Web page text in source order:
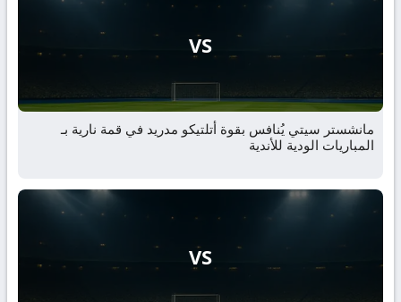
VS
مانشستر سيتي يُنافس بقوة أتلتيكو مدريد في قمة نارية بـ
المباريات الودية للأندية
VS